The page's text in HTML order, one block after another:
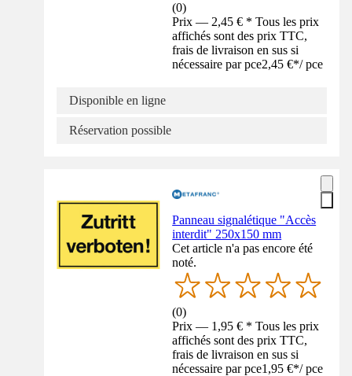
(0)
Prix — 2,45 € * Tous les prix
affichés sont des prix TTC,
frais de livraison en sus si
nécessaire par pce2,45 €*/ pce
Disponible en ligne
Réservation possible
Panneau signalétique "Accès
interdit" 250x150 mm
Cet article n'a pas encore été
noté.
(0)
Prix — 1,95 € * Tous les prix
affichés sont des prix TTC,
frais de livraison en sus si
nécessaire par pce1,95 €*/ pce